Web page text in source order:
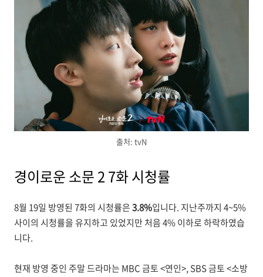
출처: tvN
경이로운 소문 2 7화 시청률
8월 19일 방영된 7화의 시청률은3.8%입니다. 지난주까지 4~5%
사이의 시청률을 유지하고 있었지만 처음 4% 이하로 하락하였습
니다.
현재 방영 중인 주말 드라마는 MBC 금토 <연인>, SBS 금토 <소방